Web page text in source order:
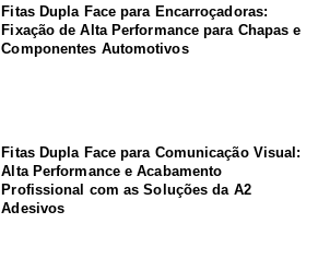
Fitas Dupla Face para Encarroçadoras:
Fixação de Alta Performance para Chapas e
Componentes Automotivos
Fitas Dupla Face para Comunicação Visual:
Alta Performance e Acabamento
Profissional com as Soluções da A2
Adesivos